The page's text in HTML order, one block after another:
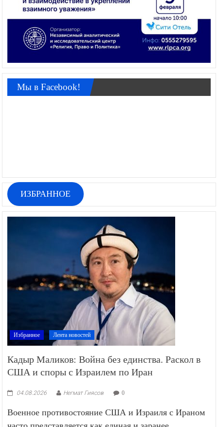
Мы в Facebook!
ИЗБРАННОЕ
Избранное Лента новостей
Кадыр Маликов: Война без единства. Раскол в
США и споры с Израилем по Иран
04.08.2026 Негмат Гиясов 0
Военное противостояние США и Израиля с Ираном